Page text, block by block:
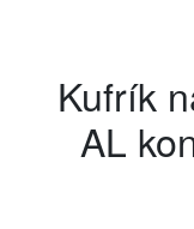
Kufrík
AL